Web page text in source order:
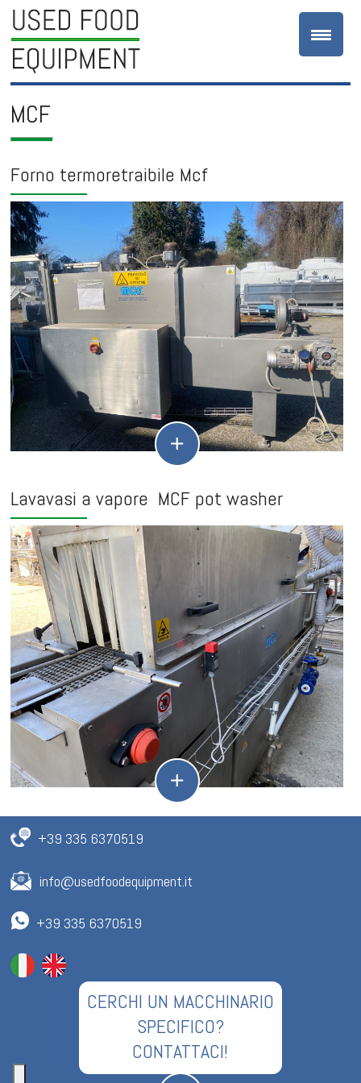
MCF
Forno termoretraibile Mcf
Lavavasi a vapore MCF pot washer
+39 335 6370519
info@usedfoodequipment.it
+39 335 6370519
CERCHI UN MACCHINARIO
SPECIFICO?
CONTATTACI!